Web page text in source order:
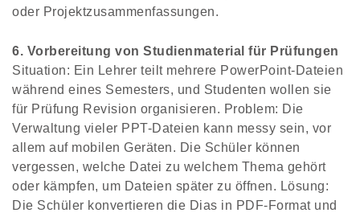
oder Projektzusammenfassungen.
6. Vorbereitung von Studienmaterial für Prüfungen
Situation: Ein Lehrer teilt mehrere PowerPoint-Dateien
während eines Semesters, und Studenten wollen sie
für Prüfung Revision organisieren. Problem: Die
Verwaltung vieler PPT-Dateien kann messy sein, vor
allem auf mobilen Geräten. Die Schüler können
vergessen, welche Datei zu welchem Thema gehört
oder kämpfen, um Dateien später zu öffnen. Lösung:
Die Schüler konvertieren die Dias in PDF-Format und